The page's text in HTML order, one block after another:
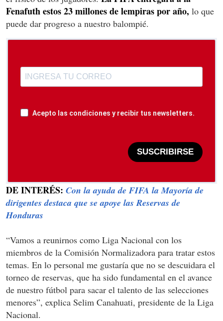
Fenafuth estos 23 millones de lempiras por año, lo que
puede dar progreso a nuestro balompié.
Acepto las condiciones y recibir tus newsletters.
SUSCRIBIRSE
DE INTERÉS: Con la ayuda de FIFA la Mayoría de
dirigentes destaca que se apoye las Reservas de
Honduras
“Vamos a reunirnos como Liga Nacional con los
miembros de la Comisión Normalizadora para tratar estos
temas. En lo personal me gustaría que no se descuidara el
torneo de reservas, que ha sido fundamental en el avance
de nuestro fútbol para sacar el talento de las selecciones
menores”, explica Selim Canahuati, presidente de la Liga
Nacional.